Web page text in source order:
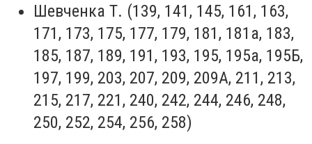
Шевченка Т. (139, 141, 145, 161, 163,
171, 173, 175, 177, 179, 181, 181а, 183,
185, 187, 189, 191, 193, 195, 195а, 195Б,
197, 199, 203, 207, 209, 209А, 211, 213,
215, 217, 221, 240, 242, 244, 246, 248,
250, 252, 254, 256, 258)